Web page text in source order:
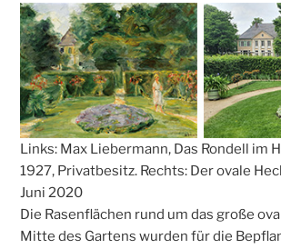
Links: Max Liebermann, Das Rondell im
1927, Privatbesitz. Rechts: Der ovale
Juni 2020
Die Rasenflächen rund um das große
Mitte des Gartens wurden für die